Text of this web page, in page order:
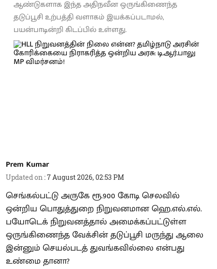
ஆண்டுகளாக இந்த அதிநவீன ஒருங்கிணைந்த
தடுப்பூசி உற்பத்தி வளாகம் இயக்கப்படாமல்,
பயன்பாடின்றி கிடப்பில் உள்ளது.
Prem Kumar
Updated on :7 August 2026, 02:53 PM
செங்கல்பட்டு அருகே ரூ.900 கோடி செலவில்
ஒன்றிய பொதுத்துறை நிறுவனமான ஹெ.எல்.எல்.
பயோடெக் நிறுவனத்தால் அமைக்கப்பட்டுள்ள
ஒருங்கிணைந்த வேக்சின் தடுப்பூசி மருந்து ஆலை
இன்னும் செயல்படத் துவங்கவில்லை என்பது
உண்மை தானா?